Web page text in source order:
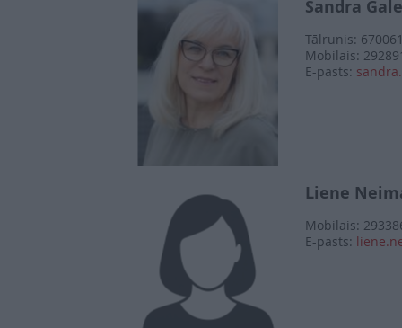
Sandra
Tālrunis:
Mobilais:
E-pasts:
Liene
Mobilais:
E-pasts: